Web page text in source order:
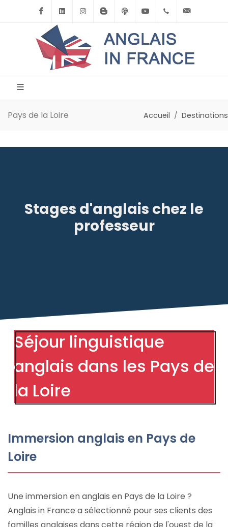
FacebookLinkedinInstagramBlogSpotPodcastYoutube
Pays de la Loire Accueil Destinations
Stages d'anglais chez le
professeur
Séjour linguistique
anglais dans les Pays de
la Loire
Immersion anglais en Pays de
Loire
Une immersion en anglais en Pays de la Loire ?
Anglais in France a sélectionné pour ses clients des